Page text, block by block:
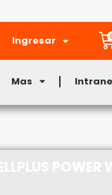
Ingresar
Mas